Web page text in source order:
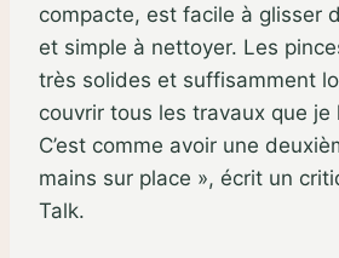
compacte, est facile à glisser
et simple à nettoyer. Les
très solides et suffisamment
couvrir tous les travaux que je
C’est comme avoir une
mains sur place », écrit un
Talk.